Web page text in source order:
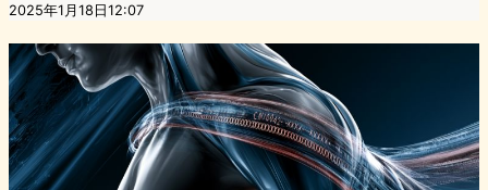
2025年1月18日12:07